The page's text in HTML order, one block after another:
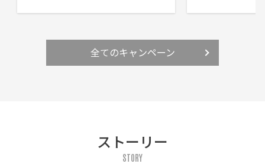
全てのキャンペーン
ストーリー
STORY